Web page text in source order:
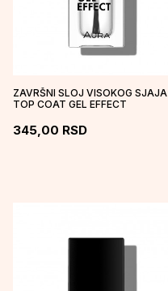
ZAVRŠNI SLOJ VISOKOG SJAJA
TOP COAT GEL EFFECT
345,00 RSD